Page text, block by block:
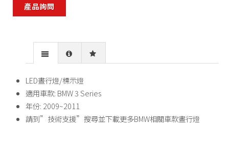
產品詢問
LED晝行燈/標示燈
適用車款: BMW 3 Series
年份: 2009~2011
請到”技術支援”搜尋並下載更多BMW相關車款晝行燈